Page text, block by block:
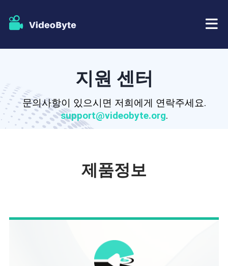
BD-DVD 리퍼
DVD 리퍼
가게
자원
지원 센터
문의사항이 있으시면 저희에게 연락주세요.
support@videobyte.org.
제품정보